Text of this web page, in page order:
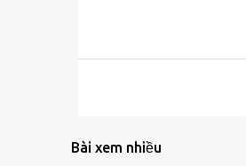
Bài xem nhiều